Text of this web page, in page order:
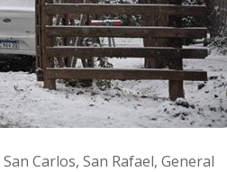
Carlos, San Rafael, General